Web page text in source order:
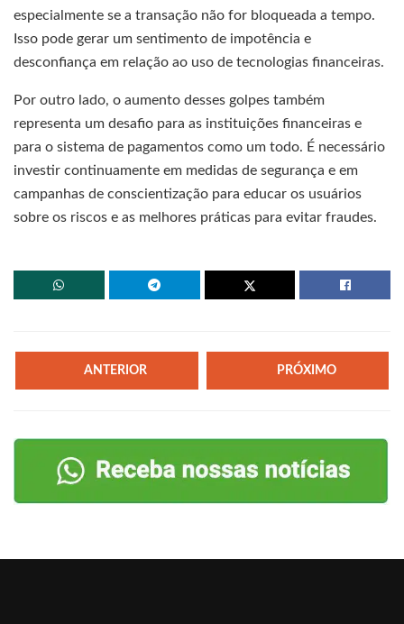
especialmente se a transação não for bloqueada a tempo.
Isso pode gerar um sentimento de impotência e
desconfiança em relação ao uso de tecnologias financeiras.
Por outro lado, o aumento desses golpes também
representa um desafio para as instituições financeiras e
para o sistema de pagamentos como um todo. É necessário
investir continuamente em medidas de segurança e em
campanhas de conscientização para educar os usuários
sobre os riscos e as melhores práticas para evitar fraudes.
ANTERIOR PRÓXIMO